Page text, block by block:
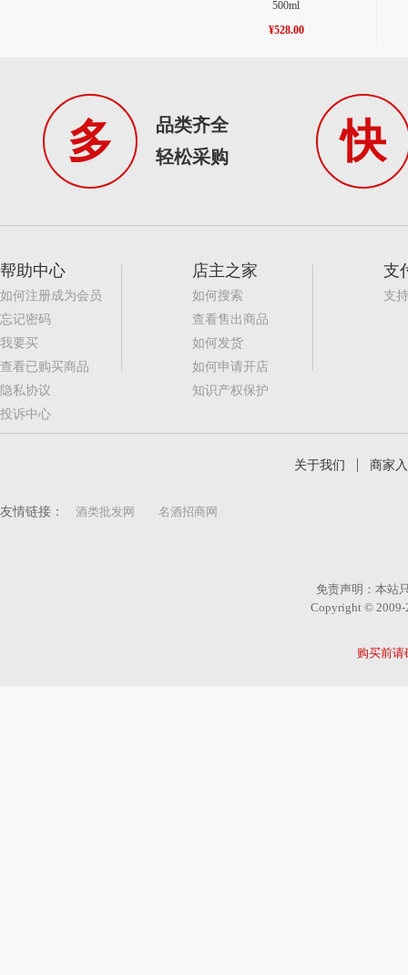
500ml
¥528.00
多
品类齐全
轻松采购
快
帮助中心
如何注册成为会员
忘记密码
我要买
查看已购买商品
隐私协议
投诉中心
店主之家
如何搜索
查看售出商品
如何发货
如何申请开店
知识产权保护
支
支
关于我们 商家
友情链接： 酒类批发网 名酒招商网
免责声明：本站
Copyright ©
购买前